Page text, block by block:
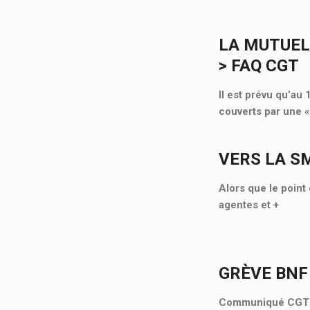
LA
> FAQ CGT
Il est prévu
couverts par une
VERS LA
Alors que le point
agentes et +
GRÈVE
Communiqué